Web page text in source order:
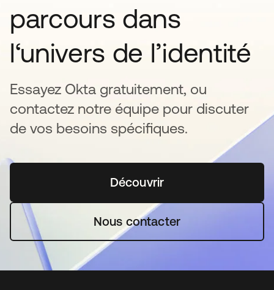
parcours dans
l‘univers de l’identité
Essayez Okta gratuitement, ou
contactez notre équipe pour discuter
de vos besoins spécifiques.
Découvrirs’ouvre dans un nouvel
Nous contacter